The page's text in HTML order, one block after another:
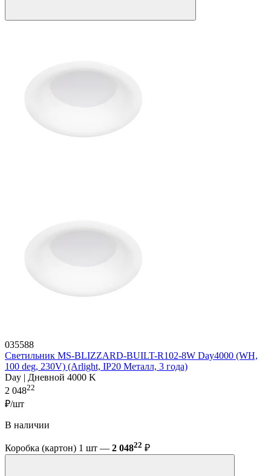
035588
Светильник MS-BLIZZARD-BUILT-R102-8W Day4000 (WH,
100 deg, 230V) (Arlight, IP20 Металл, 3 года)
Day | Дневной 4000 K
2 04822
₽/шт
В наличии
Коробка (картон) 1 шт — 2 04822 ₽